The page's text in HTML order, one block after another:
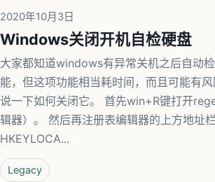
2020年10月3日
Windows关闭开机自检硬盘
大家都知道windows有异常关机之后自动
能，但这项功能相当耗时间，而且可能有
说一下如何关闭它。 首先win+R键打开
辑器）。 然后再注册表编辑器的上方地址栏
HKEYLOCA...
Legacy